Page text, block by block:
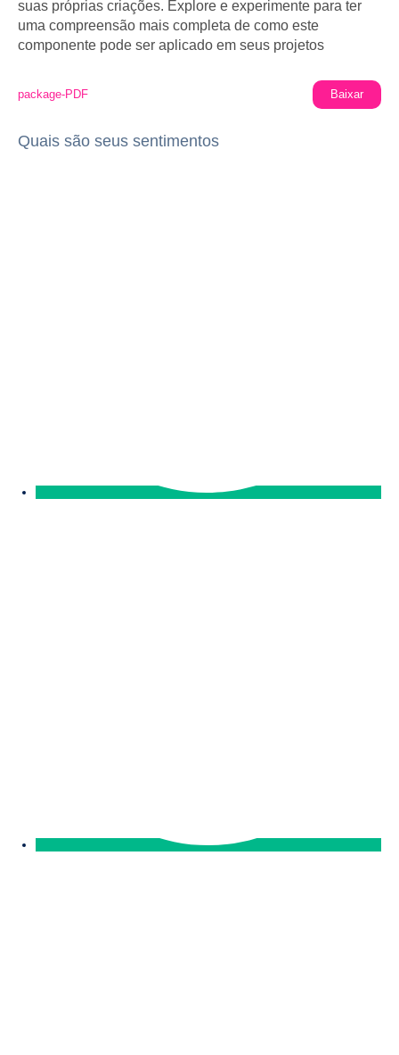
suas próprias criações. Explore e experimente para ter
uma compreensão mais completa de como este
componente pode ser aplicado em seus projetos
package-PDF Baixar
Quais são seus sentimentos